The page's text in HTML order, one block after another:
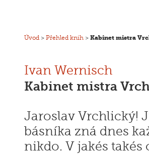
Úvod > Přehled knih > Kabinet mistra
Ivan Wernisch
Kabinet mistra
Jaroslav Vrchlický!
básníka zná dnes
nikdo. V jakés